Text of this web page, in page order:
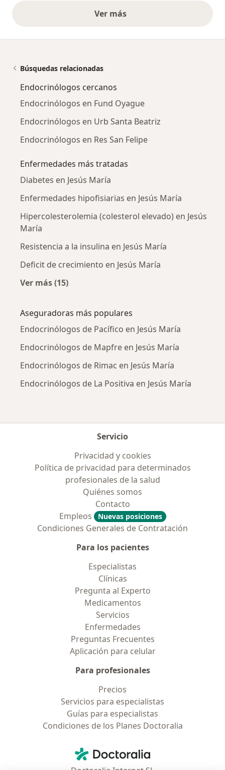
Ver másopiniones anteriores
Búsquedas relacionadas
Endocrinólogos cercanos
Endocrinólogos en Fund Oyague
Endocrinólogos en Urb Santa Beatriz
Endocrinólogos en Res San Felipe
Enfermedades más tratadas
Diabetes en Jesús María
Enfermedades hipofisiarias en Jesús María
Hipercolesterolemia (colesterol elevado) en Jesús
María
Resistencia a la insulina en Jesús María
Deficit de crecimiento en Jesús María
Ver más (15)
Aseguradoras más populares
Endocrinólogos de Pacífico en Jesús María
Endocrinólogos de Mapfre en Jesús María
Endocrinólogos de Rimac en Jesús María
Endocrinólogos de La Positiva en Jesús María
Servicio
Privacidad y cookies
Política de privacidad para determinados
profesionales de la salud
Quiénes somos
Contacto
Empleos
Nuevas posiciones
Condiciones Generales de Contratación
Para los pacientes
Especialistas
Clínicas
Pregunta al Experto
Medicamentos
Servicios
Enfermedades
Preguntas Frecuentes
Aplicación para celular
Para profesionales
Precios
Servicios para especialistas
Guías para especialistas
Condiciones de los Planes Doctoralia
Doctoralia - Página de inicio